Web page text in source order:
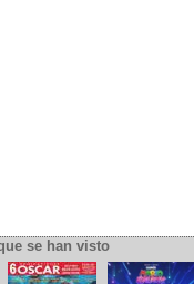
se han visto